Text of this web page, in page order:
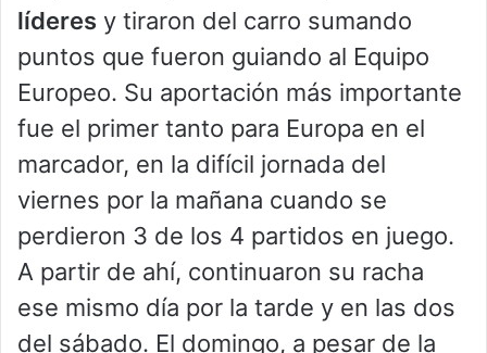
líderes y tiraron del carro sumando
puntos que fueron guiando al Equipo
Europeo. Su aportación más importante
fue el primer tanto para Europa en el
marcador, en la difícil jornada del
viernes por la mañana cuando se
perdieron 3 de los 4 partidos en juego.
A partir de ahí, continuaron su racha
ese mismo día por la tarde y en las dos
del sábado. El domingo, a pesar de la